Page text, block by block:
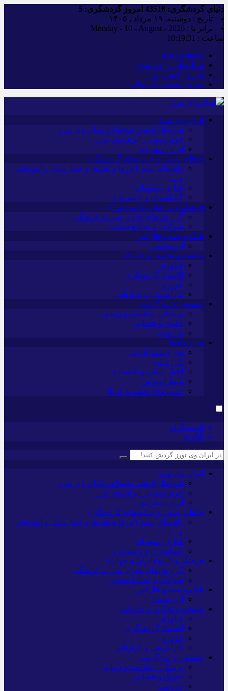
دنیای گردشگری: امروز گردشگری:
تاریخ : دوشنبه, ۱۹ مرداد , ۱۴۰۵
برابر با : Monday - 10 - August - 2026
ساعت : 10:19:32
iranwaytours
درباره ایران وی تورز
تماس با سردبیر
حریم شخصی کاربران
ایران وی تورز
شرایط بازنشر محتوا در ایران وی تورز
خرید رپورتاژ ایران وی تورز
ایران سفر تور
جاهای دیدنی و جاذبه‌های گردشگری
راهنمای سفر (تورها و هتل‌ها و حمل‌و‌نقل و آموزشی
و…)
غذا و رستوران
کشاورزی و دامپروری
فرهنگ و تاریخ (ایران و جهان)
گزارش‌های خبری میراث فرهنگی
سوغات و صنایع دستی
بانک و بیمه و فارکس
ارزدیجیتال
صنعت و تجارت و خدمات
فناوری
اقتصاد گردشگری
خودرو
کارآفرینی و بازاریابی
عمومی و سرگرمی
پزشکی، سلامت و زیبایی
حقوق و قضایی
ورزشی
سایر راه‌ها
تور و سفر ایرانی
کارا دیلی
اخبار بانکی و اقتصادی
بلیط اتوبوس
مسیرهای نجف به کربلا
اینستاگرام
تلگرام
ایران وی تورز
شرایط بازنشر محتوا در ایران وی تورز
خرید رپورتاژ ایران وی تورز
ایران سفر تور
جاهای دیدنی و جاذبه‌های گردشگری
راهنمای سفر (تورها و هتل‌ها و حمل‌و‌نقل و آموزشی
و…)
غذا و رستوران
کشاورزی و دامپروری
فرهنگ و تاریخ (ایران و جهان)
گزارش‌های خبری میراث فرهنگی
سوغات و صنایع دستی
بانک و بیمه و فارکس
ارزدیجیتال
صنعت و تجارت و خدمات
فناوری
اقتصاد گردشگری
خودرو
کارآفرینی و بازاریابی
عمومی و سرگرمی
پزشکی، سلامت و زیبایی
حقوق و قضایی
ورزشی